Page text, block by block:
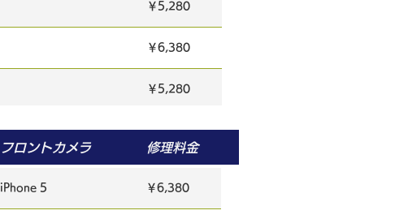
￥5,280
￥6,380
￥5,280
￥6,380
￥6,380
フロントカメラ 修理料金
iPhone 5 ￥6,380